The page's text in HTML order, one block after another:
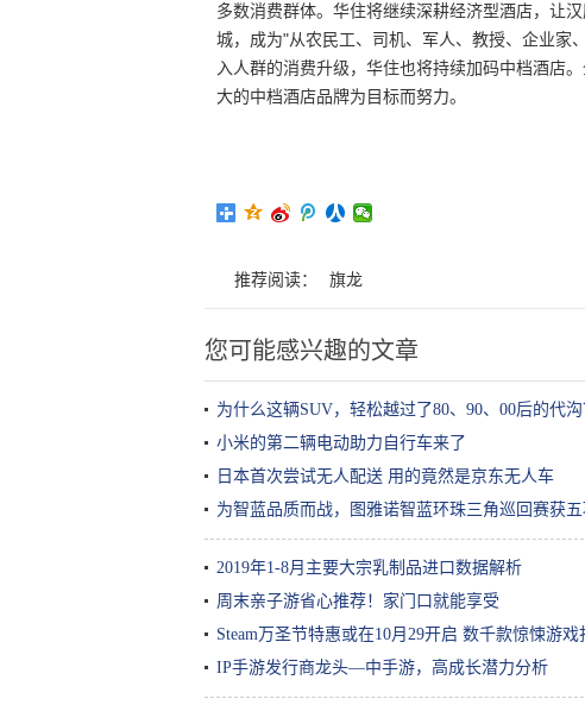
多数消费群体。华住将继续深耕经济型酒店，让
城，成为"从农民工、司机、军人、教授、企业家
入人群的消费升级，华住也将持续加码中档酒店
大的中档酒店品牌为目标而努力。
推荐阅读： 旗龙
您可能感兴趣的文章
为什么这辆SUV，轻松越过了80、90、00后的代沟
小米的第二辆电动助力自行车来了
日本首次尝试无人配送 用的竟然是京东无人车
为智蓝品质而战，图雅诺智蓝环珠三角巡回赛获
2019年1-8月主要大宗乳制品进口数据解析
周末亲子游省心推荐！家门口就能享受
Steam万圣节特惠或在10月29开启 数千款惊悚游戏
IP手游发行商龙头—中手游，高成长潜力分析